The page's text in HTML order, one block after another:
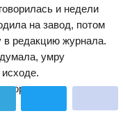
и недели
на завод, потом
в редакцию журнала.
думала, умру
пор, пока